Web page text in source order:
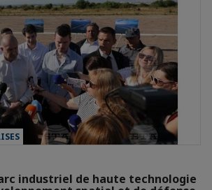
industriel de haute technologie